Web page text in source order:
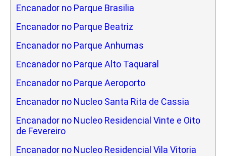
Encanador no Parque Brasilia
Encanador no Parque Beatriz
Encanador no Parque Anhumas
Encanador no Parque Alto Taquaral
Encanador no Parque Aeroporto
Encanador no Nucleo Santa Rita de Cassia
Encanador no Nucleo Residencial Vinte e Oito
de Fevereiro
Encanador no Nucleo Residencial Vila Vitoria